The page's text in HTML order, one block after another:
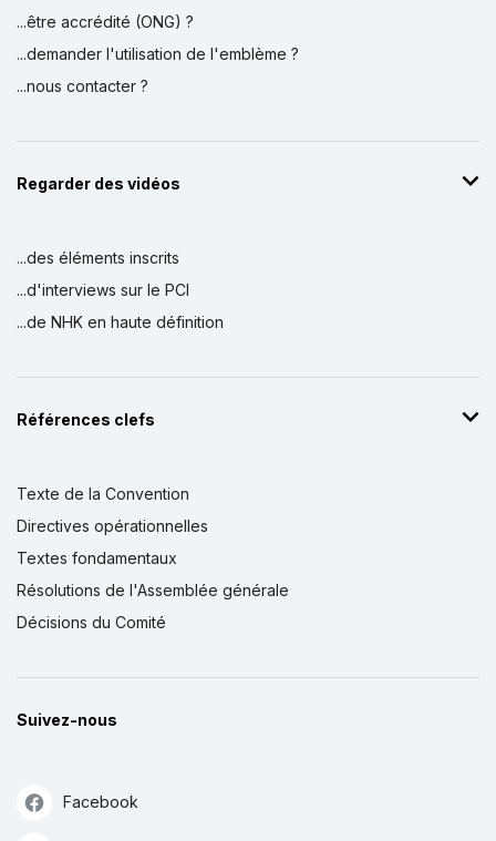
...être accrédité (ONG) ?
...demander l'utilisation de l'emblème ?
...nous contacter ?
Regarder des vidéos
...des éléments inscrits
...d'interviews sur le PCI
...de NHK en haute définition
Références clefs
Texte de la Convention
Directives opérationnelles
Textes fondamentaux
Résolutions de l'Assemblée générale
Décisions du Comité
Suivez-nous
Facebook